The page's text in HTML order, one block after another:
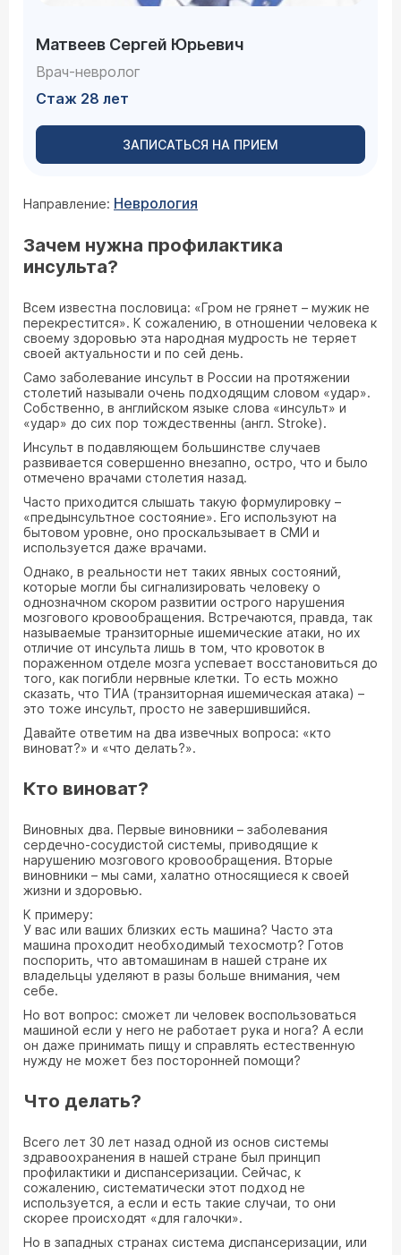
Матвеев Сергей Юрьевич
Врач-невролог
Стаж 28 лет
ЗАПИСАТЬСЯ НА ПРИЕМ
Направление: Неврология
Зачем нужна профилактика
инсульта?
Всем известна пословица: «Гром не грянет – мужик не
перекрестится». К сожалению, в отношении человека к
своему здоровью эта народная мудрость не теряет
своей актуальности и по сей день.
Само заболевание инсульт в России на протяжении
столетий называли очень подходящим словом «удар».
Собственно, в английском языке слова «инсульт» и
«удар» до сих пор тождественны (англ. Stroke).
Инсульт в подавляющем большинстве случаев
развивается совершенно внезапно, остро, что и было
отмечено врачами столетия назад.
Часто приходится слышать такую формулировку –
«предынсультное состояние». Его используют на
бытовом уровне, оно проскальзывает в СМИ и
используется даже врачами.
Однако, в реальности нет таких явных состояний,
которые могли бы сигнализировать человеку о
однозначном скором развитии острого нарушения
мозгового кровообращения. Встречаются, правда, так
называемые транзиторные ишемические атаки, но их
отличие от инсульта лишь в том, что кровоток в
пораженном отделе мозга успевает восстановиться до
того, как погибли нервные клетки. То есть можно
сказать, что ТИА (транзиторная ишемическая атака) –
это тоже инсульт, просто не завершившийся.
Давайте ответим на два извечных вопроса: «кто
виноват?» и «что делать?».
Кто виноват?
Виновных два. Первые виновники – заболевания
сердечно-сосудистой системы, приводящие к
нарушению мозгового кровообращения. Вторые
виновники – мы сами, халатно относящиеся к своей
жизни и здоровью.
К примеру:
У вас или ваших близких есть машина? Часто эта
машина проходит необходимый техосмотр? Готов
поспорить, что автомашинам в нашей стране их
владельцы уделяют в разы больше внимания, чем
себе.
Но вот вопрос: сможет ли человек воспользоваться
машиной если у него не работает рука и нога? А если
он даже принимать пищу и справлять естественную
нужду не может без посторонней помощи?
Что делать?
Всего лет 30 лет назад одной из основ системы
здравоохранения в нашей стране был принцип
профилактики и диспансеризации. Сейчас, к
сожалению, систематически этот подход не
используется, а если и есть такие случаи, то они
скорее происходят «для галочки».
Но в западных странах система диспансеризации, или